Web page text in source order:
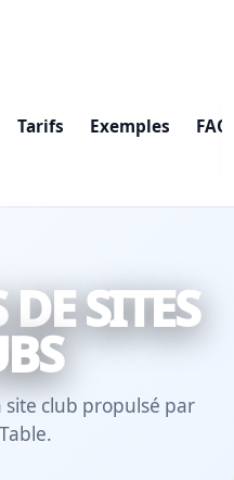
Tarifs Exemples FAQ
SITES
site club propulsé par